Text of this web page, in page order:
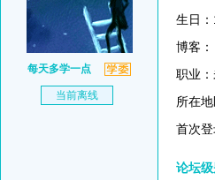
每天多学一点
当前离线
生日
博客
职业
所在
首次
论坛级